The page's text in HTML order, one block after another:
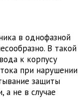
в однофазной
В такой
к корпусу
при нарушении
защиты
а не в случае